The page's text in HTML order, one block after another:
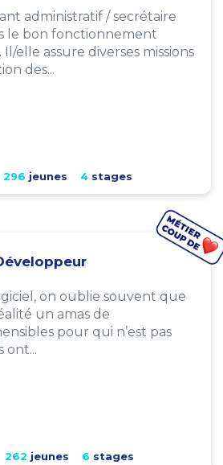
administratif / secrétaire
le bon fonctionnement
elle assure diverses missions
des...
296 jeunes 4 stages
on oublie souvent que
un amas de
pour qui n’est pas
ont...
262 jeunes 6 stages